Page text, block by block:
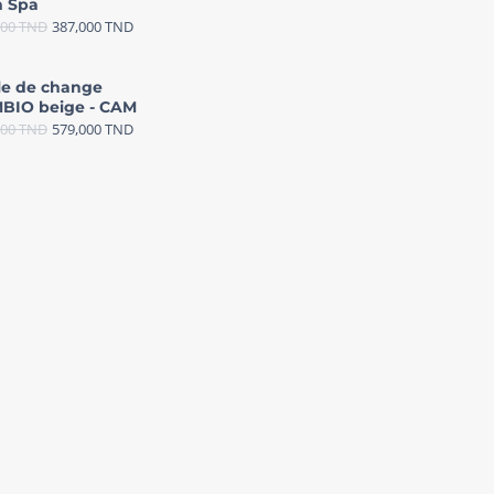
Spa
TND 387,000TND
de change
beige - CAM
TND 579,000TND